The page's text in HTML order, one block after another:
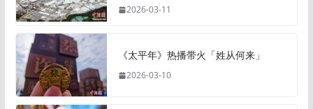
2026-03-11
《太平年》热播带火「姓从何来」
2026-03-10